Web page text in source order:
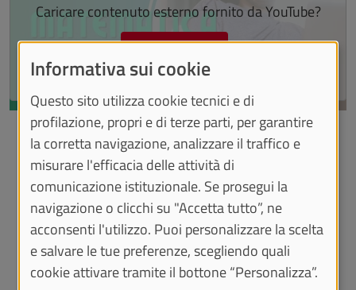
Caricare contenuto esterno fornito daYouTube?
Sì (questa volta)
Manage privacy settings
Fine dello slider
I numeri
€ 7.200
Informativa sui cookie
Questo sito utilizza cookie tecnici e di
profilazione, propri e di terze parti, per garantire
la corretta navigazione, analizzare il traffico e
misurare l'efficacia delle attività di
comunicazione istituzionale. Se prosegui la
navigazione o clicchi su "Accetta tutto”, ne
acconsenti l'utilizzo. Puoi personalizzare la scelta
e salvare le tue preferenze, scegliendo quali
cookie attivare tramite il bottone “Personalizza”.